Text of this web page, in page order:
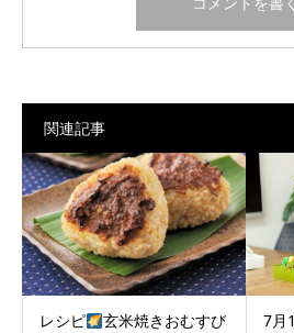
関連記事
レシピ 玄米焼きおむすび
7月